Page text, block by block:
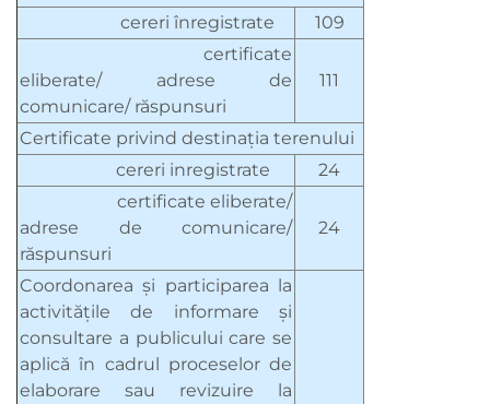
cereri înregistrate
109
certificate
eliberate/ adrese de
comunicare/ răspunsuri
111
Certificate privind destinația terenului
cereri inregistrate
24
certificate eliberate/
adrese de comunicare/
răspunsuri
24
Coordonarea şi participarea la
activităţile de informare şi
consultare a publicului care se
aplică în cadrul proceselor de
elaborare sau revizuire la